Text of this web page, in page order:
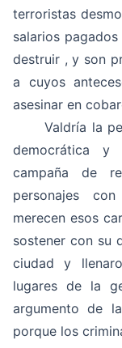
terroristas
salarios
destruir , y son
a cuyos
asesinar en
Valdría la
democrática y
campaña de
personajes
merecen esos
sostener con su
ciudad y
lugares de la
argumento de
porque los